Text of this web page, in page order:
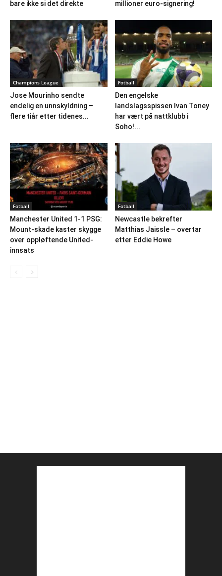
bare ikke si det direkte millioner euro-signering!
Champions League
Jose Mourinho sendte
endelig en unnskyldning –
flere tiår etter tidenes...
Fotball
Den engelske
landslagsspissen Ivan Toney
har vært på nattklubb i
Soho!...
Fotball
Manchester United 1-1 PSG:
Mount-skade kaster skygge
over oppløftende United-
innsats
Fotball
Newcastle bekrefter
Matthias Jaissle – overtar
etter Eddie Howe